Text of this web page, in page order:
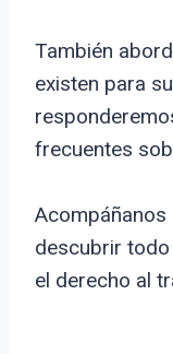
También
existen para
frecuentes
descubrir
el derecho al